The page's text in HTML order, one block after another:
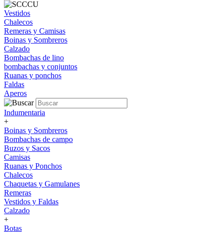
Vestidos
Chalecos
Remeras y Camisas
Boinas y Sombreros
Calzado
Bombachas de lino
bombachas y conjuntos
Ruanas y ponchos
Faldas
Aperos
Indumentaria
+
Boinas y Sombreros
Bombachas de campo
Buzos y Sacos
Camisas
Ruanas y Ponchos
Chalecos
Chaquetas y Gamulanes
Remeras
Vestidos y Faldas
Calzado
+
Botas